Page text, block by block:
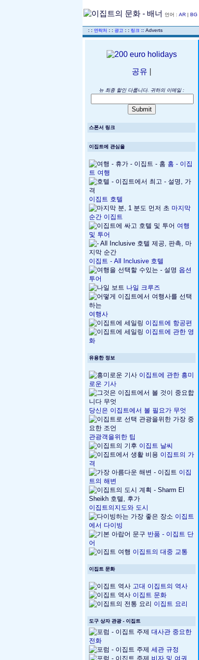
언어 : AR | BG
: : 연락처 : : 광고 : : 링크 :: Adverts
공유
뉴 최종 할인 다룹니다. 귀하의 이메일 :
스폰서 링크
이집트에 관심을
홈 - 이집
트 여행
이집트 호텔
마지막
순간 이집트
여행
및 투어
이집트 - All Inclusive 호텔
옵션
투어
나일 크루즈
여행사
이집트에 항공편
이집트에 관한 영
화
유용한 정보
이집트에 관한 흥미
로운 기사
당신은 이집트에서 볼 필요가 무엇
관광객을위한 팁
이집트 날씨
이집트의 가
격
이집
트의 해변
이집트의지도와 도시
이집트
에서 다이빙
반품 - 이집트 단
어
이집트의 대중 교통
이집트 문화
고대 이집트의 역사
이집트 문화
이집트 요리
도구 상자 관광 - 이집트
대사관 중요한
전화
세관 규정
비자 및 여권